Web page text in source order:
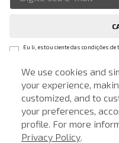
We use cookies and
your experience,
customized, and to
your preferences,
profile. For more
Privacy Policy.
Eu li, estou ciente das condições
LOCALIZE UMA LOJA
SOBRE A JOHN JOHN
Quem Somos
AJUDA